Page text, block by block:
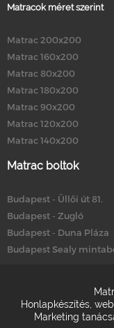
Matracok méret szerint
Matrac 200x200
Matrac 160x200
Matrac 80x200
Matrac 180x200
Matrac 90x200
Matrac 120x200
Matrac 140x200
Matrac boltok
Budapest - Üllői út 81.
Budapest - Zugló
Budapest - Duna Pláza
Budapest Sealy
Honlapkészítés
Marketing